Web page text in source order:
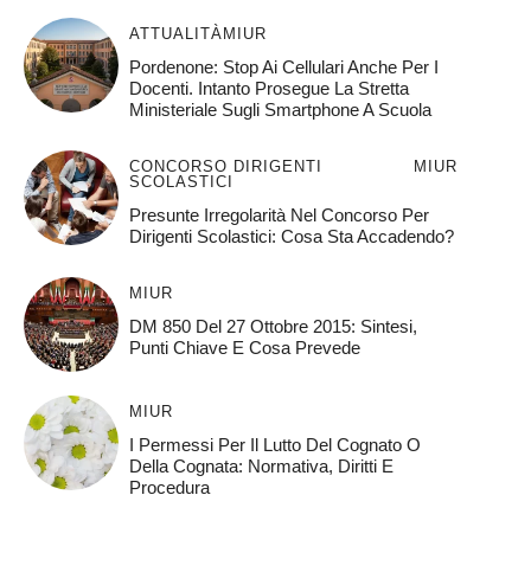
ATTUALITÀ MIUR
Pordenone: Stop Ai Cellulari Anche Per I
Docenti. Intanto Prosegue La Stretta
Ministeriale Sugli Smartphone A Scuola
CONCORSO DIRIGENTI
SCOLASTICI
MIUR
Presunte Irregolarità Nel Concorso Per
Dirigenti Scolastici: Cosa Sta Accadendo?
MIUR
DM 850 Del 27 Ottobre 2015: Sintesi,
Punti Chiave E Cosa Prevede
MIUR
I Permessi Per Il Lutto Del Cognato O
Della Cognata: Normativa, Diritti E
Procedura